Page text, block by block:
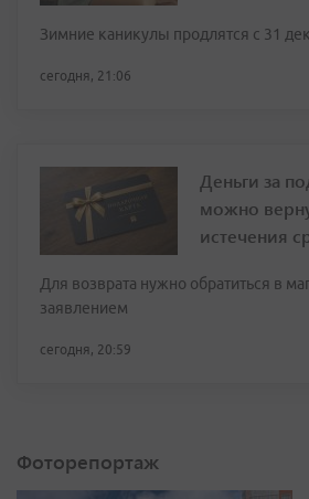
Зимние каникулы продлятся с 31
сегодня, 21:06
Деньги за
можно
истечения
Для возврата нужно обратиться в
заявлением
сегодня, 20:59
Фоторепортаж